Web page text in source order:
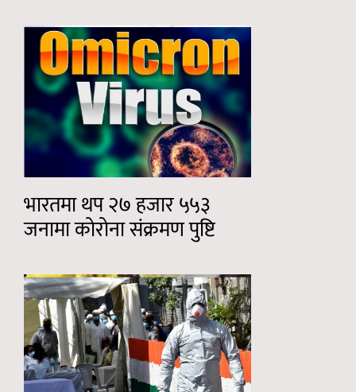
भारतमा थप २७ हजार ५५३
जनामा कोरोना संक्रमण पुष्टि